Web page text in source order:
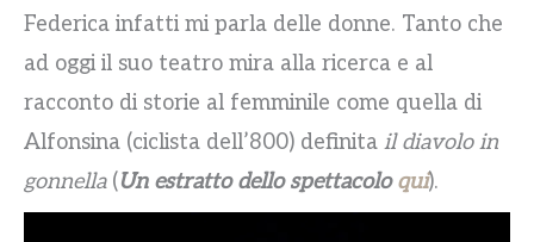
Federica infatti mi parla delle donne. Tanto che
ad oggi il suo teatro mira alla ricerca e al
racconto di storie al femminile come quella di
Alfonsina (ciclista dell’800) definita il diavolo in
gonnella(Un estratto dello spettacoloqui).